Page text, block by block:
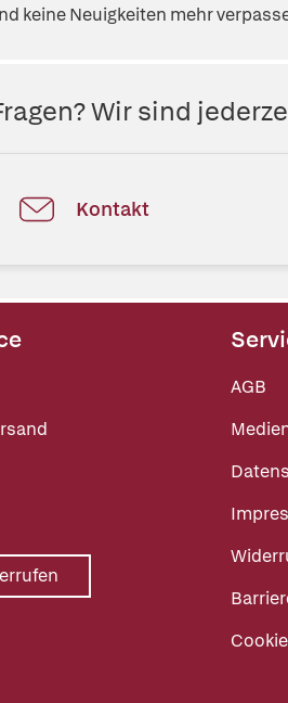
keine Neuigkeiten mehr
Wir sind
Kontakt
AGB